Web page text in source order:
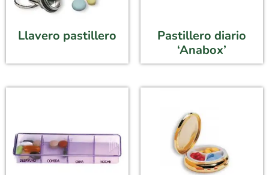
Llavero pastillero
Pastillero diario
‘Anabox’